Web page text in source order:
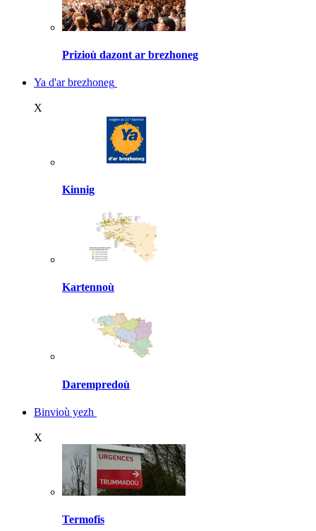
Prizioù dazont ar brezhoneg
Ya d'ar brezhoneg
X
Kinnig
Kartennoù
Darempredoù
Binvioù yezh
X
Termofis